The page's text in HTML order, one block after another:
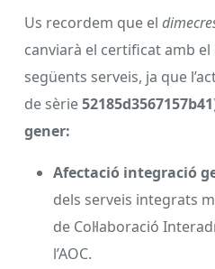
Us recordem que el
canviarà el certificat amb
següents serveis, ja que
de sèrie52185d3567157b41
gener:
Afectació integració
dels serveis integrats
de Col·laboració
l’AOC.